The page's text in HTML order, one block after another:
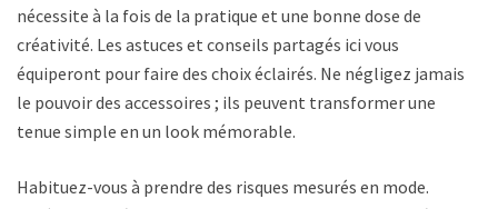
nécessite à la fois de la pratique et une bonne dose de
créativité. Les astuces et conseils partagés ici vous
équiperont pour faire des choix éclairés. Ne négligez jamais
le pouvoir des accessoires ; ils peuvent transformer une
tenue simple en un look mémorable.
Habituez-vous à prendre des risques mesurés en mode.